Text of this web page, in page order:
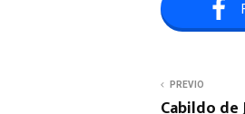
PREVIO
Cabildo de